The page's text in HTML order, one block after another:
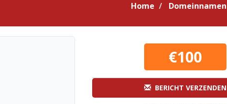
Home Domeinnamen
€100
BERICHT VERZENDEN